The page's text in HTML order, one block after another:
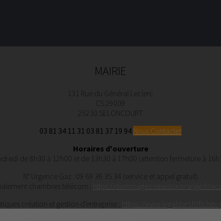
MAIRIE
131 Rue du Général Leclerc
CS 29009
25230 SELONCOURT
03 81 34 11 31 03 81 37 19 94 Nous Contacter
Horaires d'ouverture
de 8h30 à 12h00 et de 13h30 à 17h00 (attention fermeture à
N° Urgence Gaz : 09 69 36 35 34 (service et appel gratuit)
chambres télécom :
création et gestion d'entreprise :